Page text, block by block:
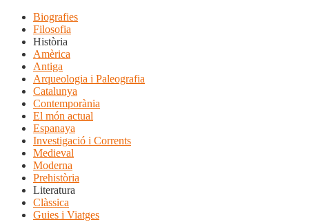
Biografies
Filosofia
Història
Amèrica
Antiga
Arqueologia i Paleografia
Catalunya
Contemporània
El món actual
Espanaya
Investigació i Corrents
Medieval
Moderna
Prehistòria
Literatura
Clàssica
Guies i Viatges